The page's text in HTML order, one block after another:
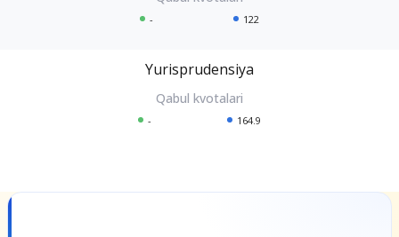
- 122
Yurisprudensiya
- 164.9